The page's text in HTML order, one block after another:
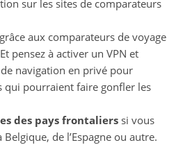
sur les sites de comparateurs
aux comparateurs de voyage
pensez à activer un VPN et
navigation en privé pour
qui pourraient faire gonfler les
des pays frontaliers si vous
de l’Espagne ou autre.